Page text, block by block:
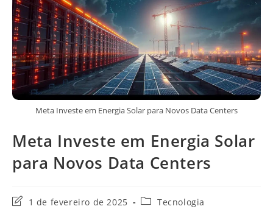
Meta Investe em Energia Solar para Novos Data Centers
Meta Investe em Energia Solar
para Novos Data Centers
Última1 de fevereiro de 2025
Categoria
Tecnologia